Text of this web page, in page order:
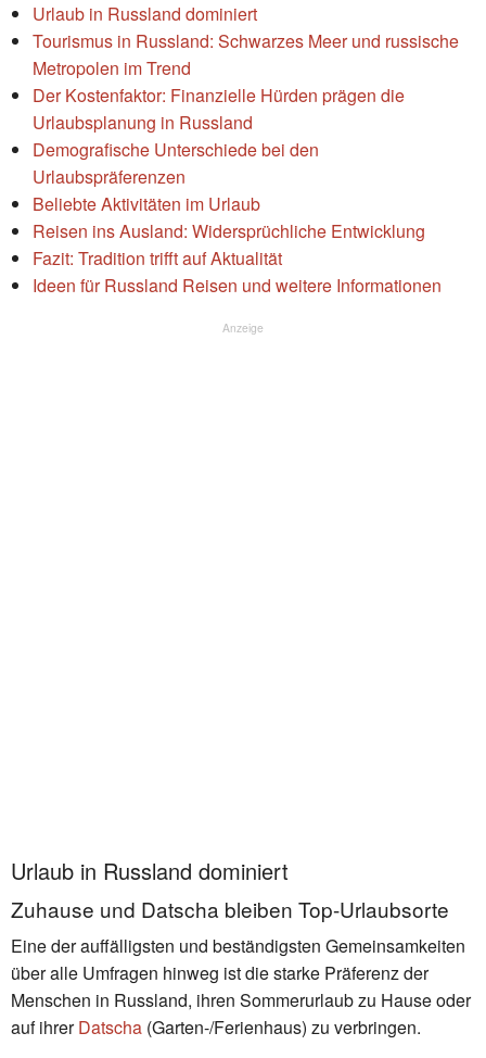
Urlaub in Russland dominiert
Tourismus in Russland: Schwarzes Meer und russische
Metropolen im Trend
Der Kostenfaktor: Finanzielle Hürden prägen die
Urlaubsplanung in Russland
Demografische Unterschiede bei den
Urlaubspräferenzen
Beliebte Aktivitäten im Urlaub
Reisen ins Ausland: Widersprüchliche Entwicklung
Fazit: Tradition trifft auf Aktualität
Ideen für Russland Reisen und weitere Informationen
Anzeige
Urlaub in Russland dominiert
Zuhause und Datscha bleiben Top-Urlaubsorte
Eine der auffälligsten und beständigsten Gemeinsamkeiten
über alle Umfragen hinweg ist die starke Präferenz der
Menschen in Russland, ihren Sommerurlaub zu Hause oder
auf ihrerDatscha (Garten-/Ferienhaus) zu verbringen.